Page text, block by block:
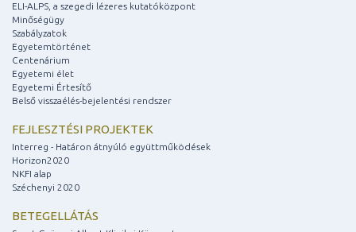
ELI-ALPS, a szegedi lézeres kutatóközpont
Minőségügy
Szabályzatok
Egyetemtörténet
Centenárium
Egyetemi élet
Egyetemi Értesítő
Belső visszaélés-bejelentési rendszer
FEJLESZTÉSI PROJEKTEK
Interreg - Határon átnyúló együttműködések
Horizon2020
NKFI alap
Széchenyi 2020
BETEGELLÁTÁS